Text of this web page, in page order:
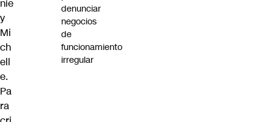
nie
y
Mi
ch
ell
e.
Pa
ra
denunciar
negocios
de
funcionamiento
irregular